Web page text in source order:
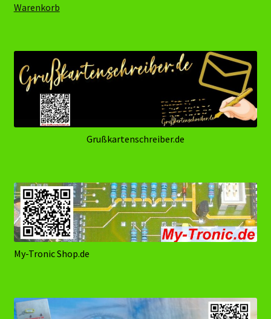
Warenkorb
Grußkartenschreiber.de
My-Tronic Shop.de